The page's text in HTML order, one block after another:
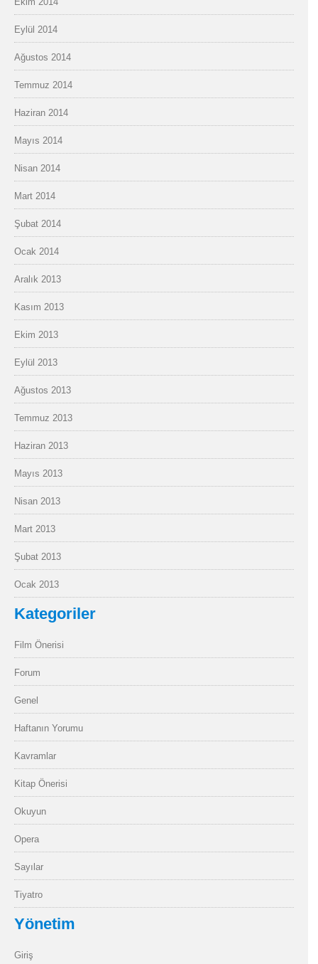
Eylül 2014
Ağustos 2014
Temmuz 2014
Haziran 2014
Mayıs 2014
Nisan 2014
Mart 2014
Şubat 2014
Ocak 2014
Aralık 2013
Kasım 2013
Ekim 2013
Eylül 2013
Ağustos 2013
Temmuz 2013
Haziran 2013
Mayıs 2013
Nisan 2013
Mart 2013
Şubat 2013
Ocak 2013
Kategoriler
Film Önerisi
Forum
Genel
Haftanın Yorumu
Kavramlar
Kitap Önerisi
Okuyun
Opera
Sayılar
Tiyatro
Yönetim
Giriş